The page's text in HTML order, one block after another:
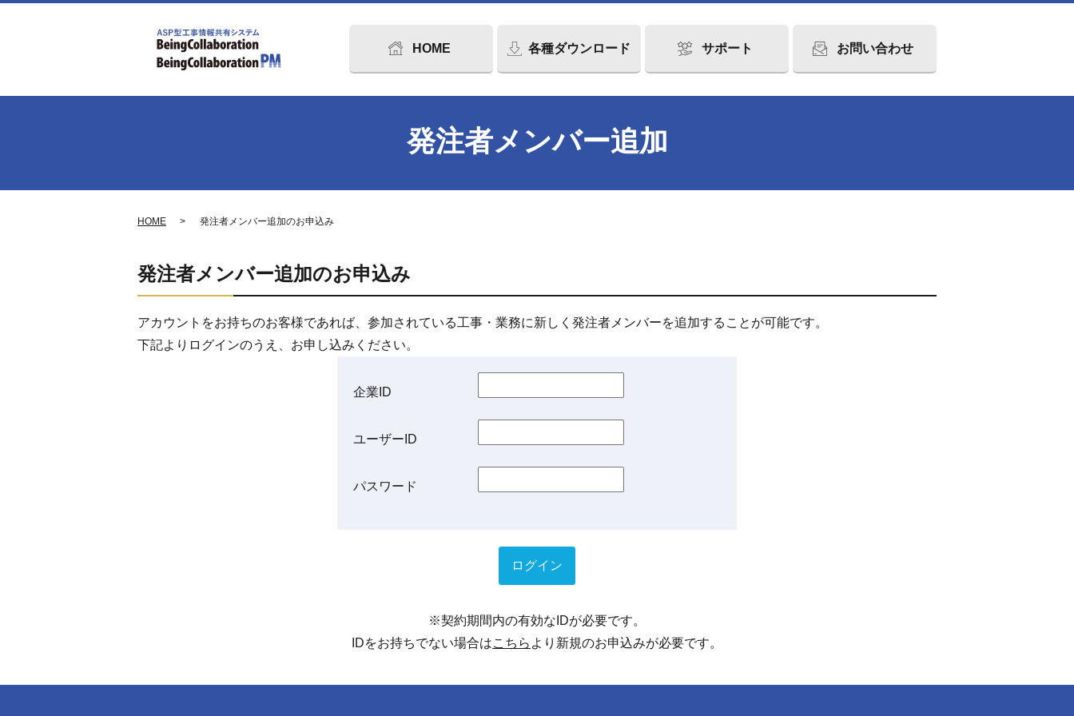
HOME 各種ダウンロード サポート お問い合わせ
発注者メンバー追加
HOME 発注者メンバー追加のお申込み
発注者メンバー追加のお申込み
アカウントをお持ちのお客様であれば、参加されている工事・業務に新しく発注者メンバーを追加することが可能です。
下記よりログインのうえ、お申し込みください。
企業ID
ユーザーID
パスワード
※契約期間内の有効なIDが必要です。
IDをお持ちでない場合はこちら より新規のお申込みが必要です。